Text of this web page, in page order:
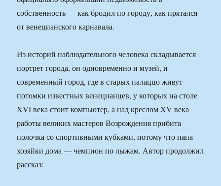
собственность — как бродил по городу, как прятался
от венецианского карнавала.
Из историй наблюдательного человека складывается
портрет города, он одновременно и музей, и
современный город, где в старых палаццо живут
потомки известных венецианцев, у которых на столе
XVI века стоит компьютер, а над креслом XV века
работы великих мастеров Возрождения прибита
полочка со спортивными кубками, потому что папа
хозяйки дома — чемпион по лыжам. Автор продолжил
рассказ: